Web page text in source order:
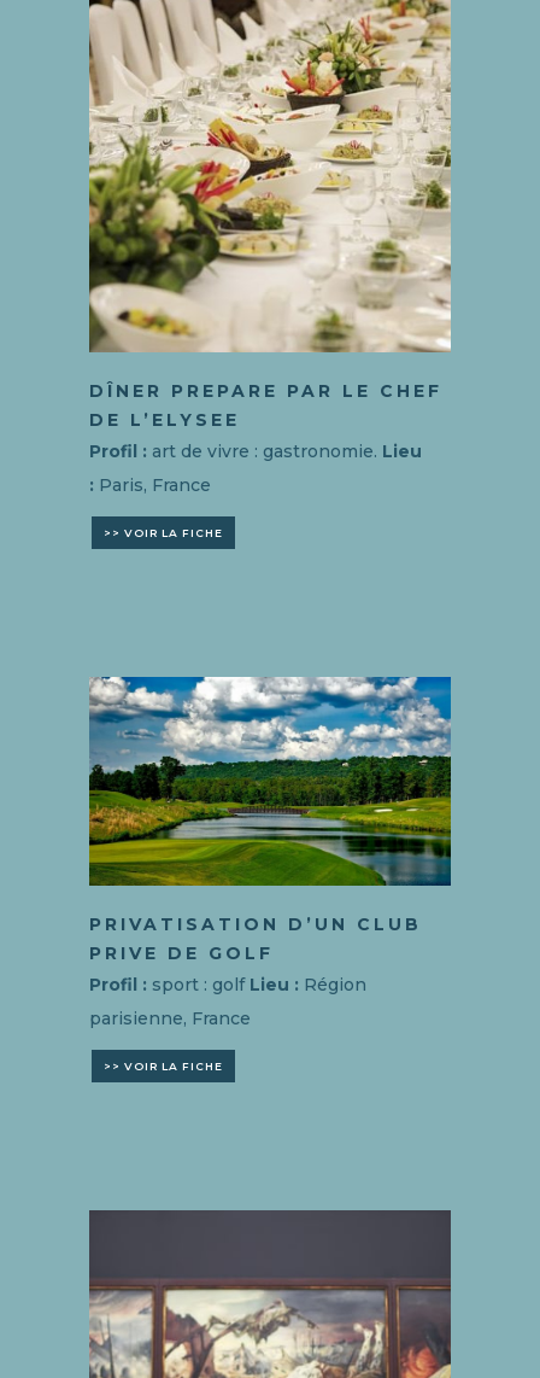
DÎNER PREPARE PAR LE CHEF
DE L’ELYSEE
Profil : art de vivre : gastronomie. Lieu
: Paris, France
>> VOIR LA FICHE
PRIVATISATION D’UN CLUB
PRIVE DE GOLF
Profil : sport : golf Lieu : Région
parisienne, France
>> VOIR LA FICHE